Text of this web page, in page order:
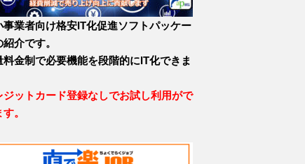
事業者向け格安IT化促進ソフトパッケー
紹介です。
料金制で必要機能を段階的にIT化できま
ジットカード登録なしでお試し利用がで
。